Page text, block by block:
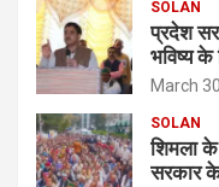
SOLAN
प्रदेश
भविष्य
March
SOLAN
शिमला
सरकार